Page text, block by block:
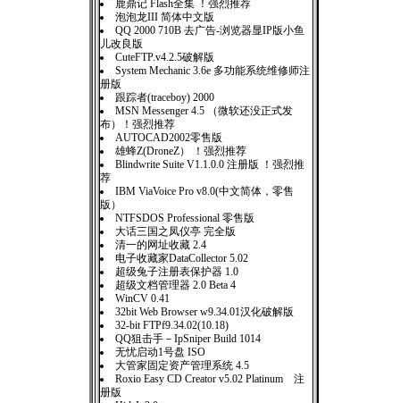
鹿鼎记 Flash全集 ！强烈推荐
泡泡龙III 简体中文版
QQ 2000 710B 去广告-浏览器显IP版小鱼
儿改良版
CuteFTP.v4.2.5破解版
System Mechanic 3.6e 多功能系统维修师注
册版
跟踪者(traceboy) 2000
MSN Messenger 4.5 （微软还没正式发
布）！强烈推荐
AUTOCAD2002零售版
雄蜂Z(DroneZ） ！强烈推荐
Blindwrite Suite V1.1.0.0 注册版 ！强烈推
荐
IBM ViaVoice Pro v8.0(中文简体，零售
版）
NTFSDOS Professional 零售版
大话三国之凤仪亭 完全版
清一的网址收藏 2.4
电子收藏家DataCollector 5.02
超级兔子注册表保护器 1.0
超级文档管理器 2.0 Beta 4
WinCV 0.41
32bit Web Browser w9.34.01汉化破解版
32-bit FTPf9.34.02(10.18)
QQ狙击手－IpSniper Build 1014
无忧启动1号盘 ISO
大管家固定资产管理系统 4.5
Roxio Easy CD Creator v5.02 Platinum 注
册版